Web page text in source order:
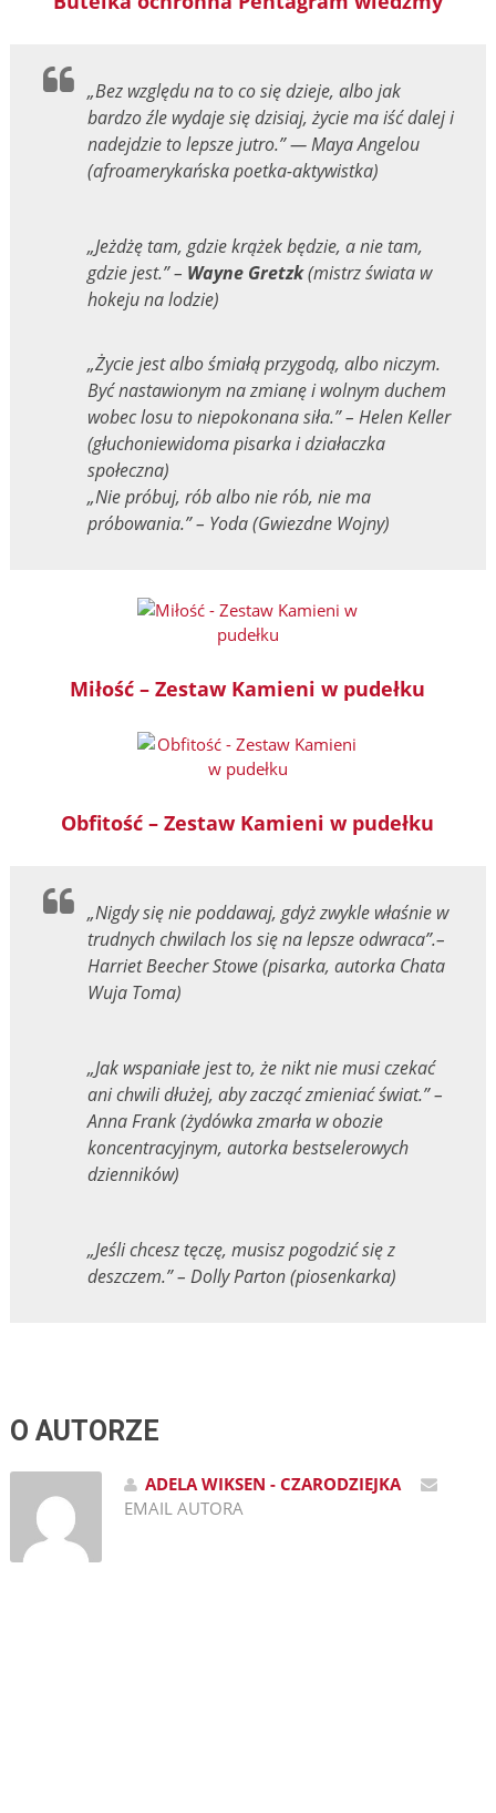
„Bez względu na to co się dzieje, albo jak
bardzo źle wydaje się dzisiaj, życie ma iść dalej i
nadejdzie to lepsze jutro.” — Maya Angelou
(afroamerykańska poetka-aktywistka)
„Jeżdżę tam, gdzie krążek będzie, a nie tam,
gdzie jest.” – Wayne Gretzk(mistrz świata w
hokeju na lodzie)
„Życie jest albo śmiałą przygodą, albo niczym.
Być nastawionym na zmianę i wolnym duchem
wobec losu to niepokonana siła.” – Helen Keller
(głuchoniewidoma pisarka i działaczka
społeczna)
„Nie próbuj, rób albo nie rób, nie ma
próbowania.” – Yoda (Gwiezdne Wojny)
Miłość – Zestaw Kamieni w pudełku
Obfitość – Zestaw Kamieni w pudełku
„Nigdysię nie poddawaj, gdyż zwykle właśnie w
trudnych chwilach los się na lepsze odwraca”.–
Harriet Beecher Stowe (pisarka, autorka Chata
Wuja Toma)
„Jak wspaniałe jest to, że nikt nie musi czekać
ani chwili dłużej, aby zacząć zmieniać świat.” –
Anna Frank (żydówka zmarła w obozie
koncentracyjnym, autorka bestselerowych
dzienników)
„Jeśli chcesz tęczę, musisz pogodzić się z
deszczem.” – Dolly Parton (piosenkarka)
O AUTORZE
ADELA WIKSEN - CZARODZIEJKA
EMAIL AUTORA